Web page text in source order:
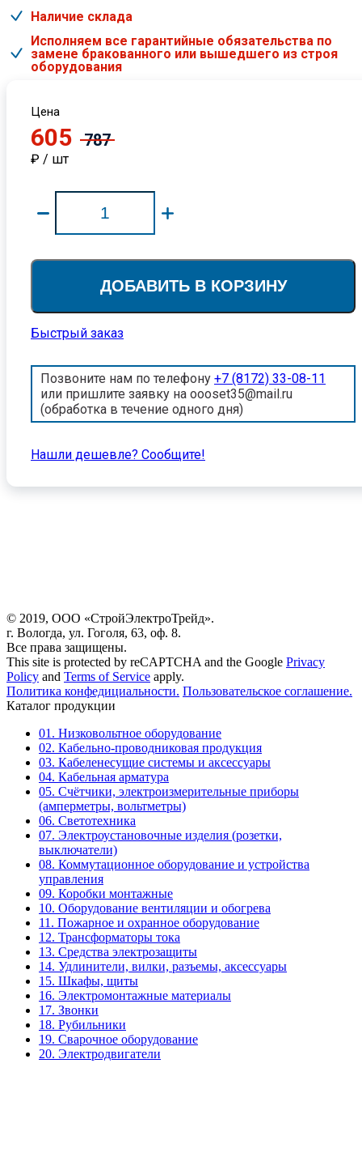
Наличие склада
Исполняем все гарантийные обязательства по
замене бракованного или вышедшего из строя
оборудования
Цена
605 787
₽ / шт
ДОБАВИТЬ В КОРЗИНУ
Быстрый заказ
Позвоните нам по телефону +7 (8172) 33-08-11
или пришлите заявку на oooset35@mail.ru
(обработка в течение одного дня)
Нашли дешевле? Cообщите!
© 2019, ООО «СтройЭлектроТрейд».
г. Вологда, ул. Гоголя, 63, оф. 8.
Все права защищены.
This site is protected by reCAPTCHA and the Google Privacy
Policy and Terms of Service apply.
Политика конфедициальности. Пользовательское соглашение.
Каталог продукции
01. Низковольтное оборудование
02. Кабельно-проводниковая продукция
03. Кабеленесущие системы и аксессуары
04. Кабельная арматура
05. Счётчики, электроизмерительные приборы
(амперметры, вольтметры)
06. Светотехника
07. Электроустановочные изделия (розетки,
выключатели)
08. Коммутационное оборудование и устройства
управления
09. Коробки монтажные
10. Оборудование вентиляции и обогрева
11. Пожарное и охранное оборудование
12. Трансформаторы тока
13. Средства электрозащиты
14. Удлинители, вилки, разъемы, аксессуары
15. Шкафы, щиты
16. Электромонтажные материалы
17. Звонки
18. Рубильники
19. Сварочное оборудование
20. Электродвигатели